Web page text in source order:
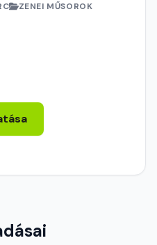
ZENEI MŰSOROK